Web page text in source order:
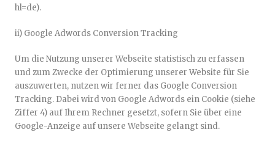
hl=de).
ii) Google Adwords Conversion Tracking
Um die Nutzung unserer Webseite statistisch zu erfassen
und zum Zwecke der Optimierung unserer Website für Sie
auszuwerten, nutzen wir ferner das Google Conversion
Tracking. Dabei wird von Google Adwords ein Cookie (siehe
Ziffer 4) auf Ihrem Rechner gesetzt, sofern Sie über eine
Google-Anzeige auf unsere Webseite gelangt sind.